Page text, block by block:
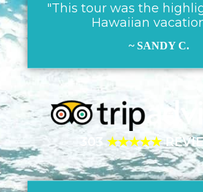
"This tour was the
Hawaiian
~ SANDY C.
303 ★★★★★